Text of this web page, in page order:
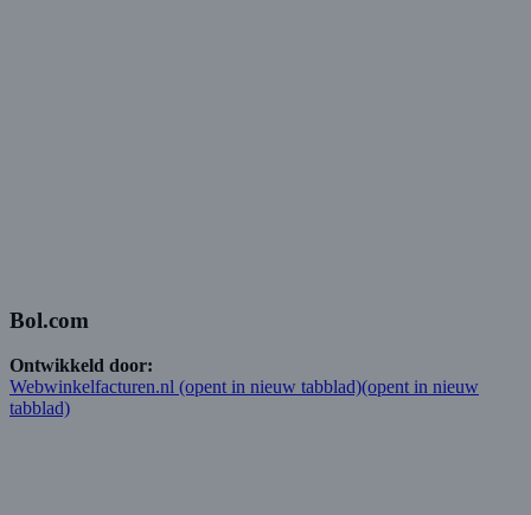
Bol.com
Ontwikkeld door:
Webwinkelfacturen.nl (opent in nieuw tabblad)(opent in nieuw
tabblad)